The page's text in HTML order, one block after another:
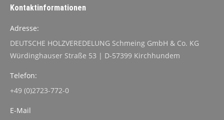
Kontaktinformationen
Adresse:
DEUTSCHE HOLZVEREDELUNG Schmeing GmbH & Co. KG
Würdinghauser Straße 53 | D-57399 Kirchhundem
Telefon:
+49 (0)2723-772-0
E-Mail